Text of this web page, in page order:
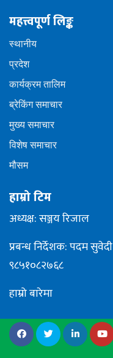
महत्त्वपूर्ण लिङ्क
स्थानीय
प्रदेश
कार्यक्रम तालिम
ब्रेकिंग समाचार
मुख्य समाचार
विशेष समाचार
मौसम
हाम्रो टिम
अध्यक्ष: सञ्जय रिजाल
प्रबन्ध निर्देशक: पदम सुवेदी
९८५१०८२७६८
हाम्रो बारेमा